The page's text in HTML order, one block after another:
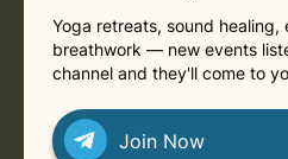
Yoga retreats, sound healing,
breathwork — new events
channel and they'll come to
Join Now